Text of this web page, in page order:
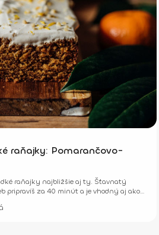
raňajky: Pomarančovo-
raňajky najbližšie aj ty. Šťavnatý
pripravíš za 40 minút a je vhodný aj ako